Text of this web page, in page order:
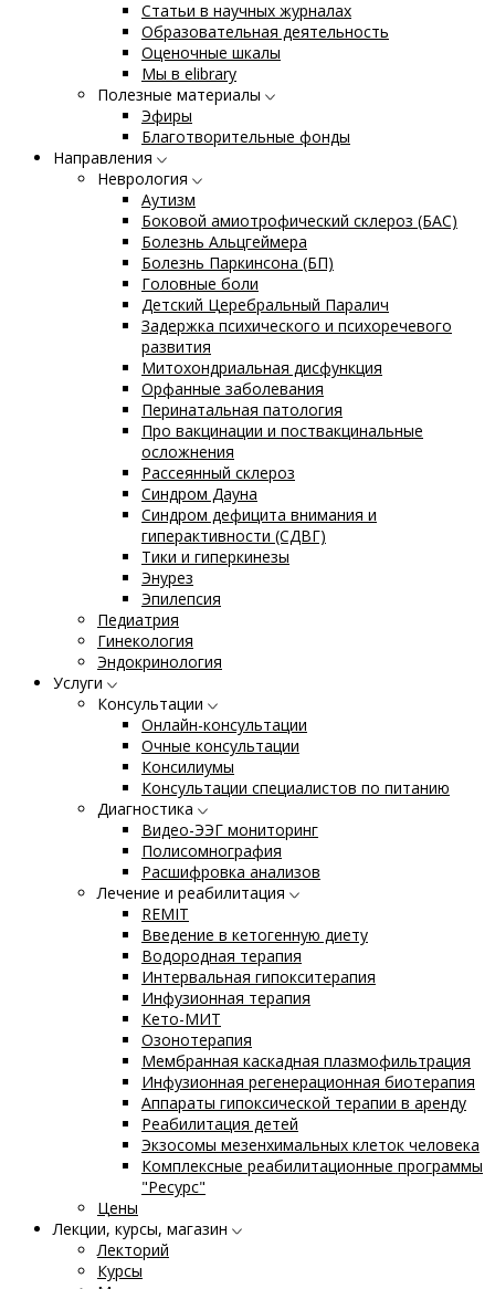
Статьи в научных журналах
Образовательная деятельность
Оценочные шкалы
Мы в elibrary
Полезные материалы
Эфиры
Благотворительные фонды
Направления
Неврология
Аутизм
Боковой амиотрофический склероз (БАС)
Болезнь Альцгеймера
Болезнь Паркинсона (БП)
Головные боли
Детский Церебральный Паралич
Задержка психического и психоречевого
развития
Митохондриальная дисфункция
Орфанные заболевания
Перинатальная патология
Про вакцинации и поствакцинальные
осложнения
Рассеянный склероз
Синдром Дауна
Синдром дефицита внимания и
гиперактивности (СДВГ)
Тики и гиперкинезы
Энурез
Эпилепсия
Педиатрия
Гинекология
Эндокринология
Услуги
Консультации
Онлайн-консультации
Очные консультации
Консилиумы
Консультации специалистов по питанию
Диагностика
Видео-ЭЭГ мониторинг
Полисомнография
Расшифровка анализов
Лечение и реабилитация
REMIT
Введение в кетогенную диету
Водородная терапия
Интервальная гипокситерапия
Инфузионная терапия
Кето-МИТ
Озонотерапия
Мембранная каскадная плазмофильтрация
Инфузионная регенерационная биотерапия
Аппараты гипоксической терапии в аренду
Реабилитация детей
Экзосомы мезенхимальных клеток человека
Комплексные реабилитационные программы
"Ресурс"
Цены
Лекции, курсы, магазин
Лекторий
Курсы